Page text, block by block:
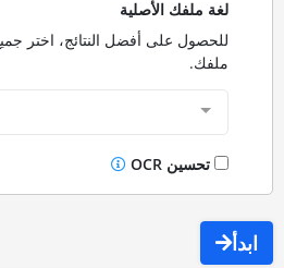
لغة ملفك الأصلية
للحصول على أفضل النتائج، اختر
ملفك.
تحسين OCR
ابدأ